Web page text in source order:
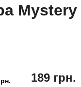
Mystery
189 грн.